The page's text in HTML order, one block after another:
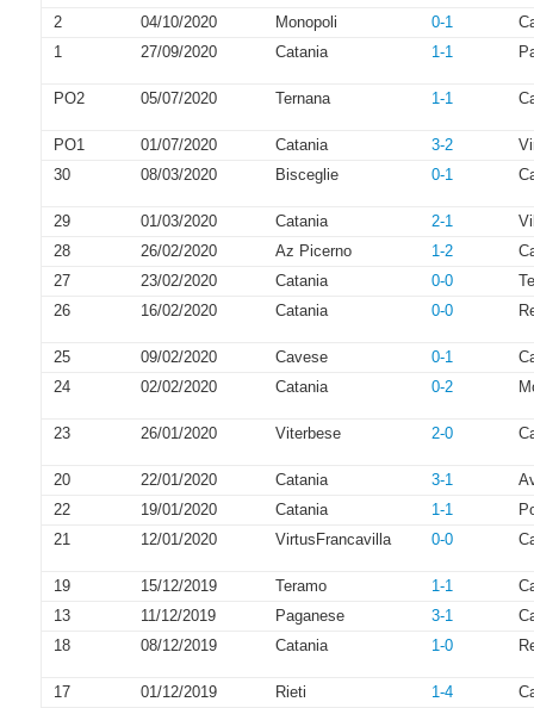
2
04/10/2020 Monopoli 0-1
1
27/09/2020 Catania 1-1
PO2 05/07/2020 Ternana 1-1
PO1 01/07/2020 Catania 3-2
30
08/03/2020 Bisceglie 0-1
29 01/03/2020 Catania 2-1
28
26/02/2020 Az Picerno 1-2
27
23/02/2020 Catania 0-0
26
16/02/2020 Catania 0-0
25 09/02/2020 Cavese 0-1
24
02/02/2020 Catania 0-2
23 26/01/2020 Viterbese 2-0
20 22/01/2020 Catania 3-1
22
19/01/2020 Catania 1-1
21
12/01/2020 VirtusFrancavilla 0-0
19 15/12/2019 Teramo 1-1
13
11/12/2019 Paganese 3-1
18
08/12/2019 Catania 1-0
17 01/12/2019 Rieti 1-4